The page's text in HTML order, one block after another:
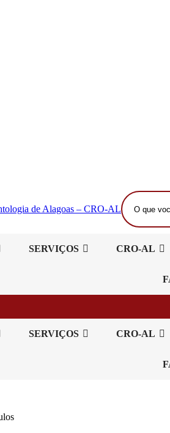
O
que
está
SERVIÇOS CRO-AL
SERVIÇOS CRO-AL